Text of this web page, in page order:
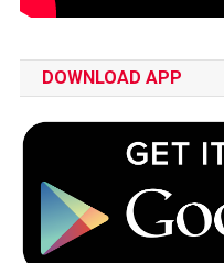
DOWNLOAD APP